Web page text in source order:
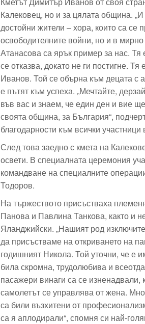
Калековец, но и за цялата община.
достойни жители – хора, които са
освободителните войни, но и в
Атанасова са ярък пример за нас. Тя
се отказва, докато не ги постигне.
Иванов. Той се обърна към децата с
е пътят към успеха. „Мечтайте,
във вас и знаем, че един ден и вие
своята община, за България“,
благодарности към всички участници
След това заедно с кмета на
освети. В специалната церемония
командване на специалните
Тодоров.
На тържеството присъстваха
Панова и Павлина Танкова, както и
Яланджийски. „Нашият род
да присъстваме на откриването на
годишният Никола. Той уточни, че е
била скромна, трудолюбива и
пасажери винаги са се изненадвали,
самолетът се управлява от жена.
са били възхитени от
са я аплодирали“, спомня си най-